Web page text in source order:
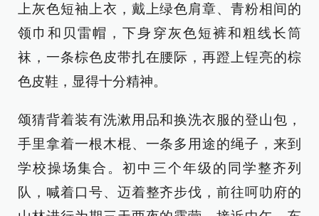
上灰色短袖上衣，戴上绿色肩章、青粉相间的
领巾和贝雷帽，下身穿灰色短裤和粗线长筒
袜，一条棕色皮带扎在腰际，再蹬上锃亮的棕
色皮鞋，显得十分精神。
颂猜背着装有洗漱用品和换洗衣服的登山包，
手里拿着一根木棍、一条多用途的绳子，来到
学校操场集合。初中三个年级的同学整齐列
队，喊着口号、迈着整齐步伐，前往呵叻府的